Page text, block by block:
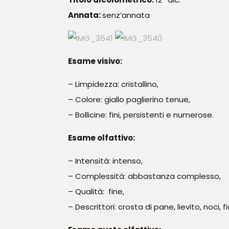
Annata:senz’annata
Esame visivo:
– Limpidezza: cristallino,
– Colore: giallo paglierino tenue,
– Bollicine: fini, persistenti e numerose.
Esame olfattivo:
– Intensità: intenso,
– Complessità: abbastanza complesso,
– Qualità: fine,
– Descrittori: crosta di pane, lievito, noci,